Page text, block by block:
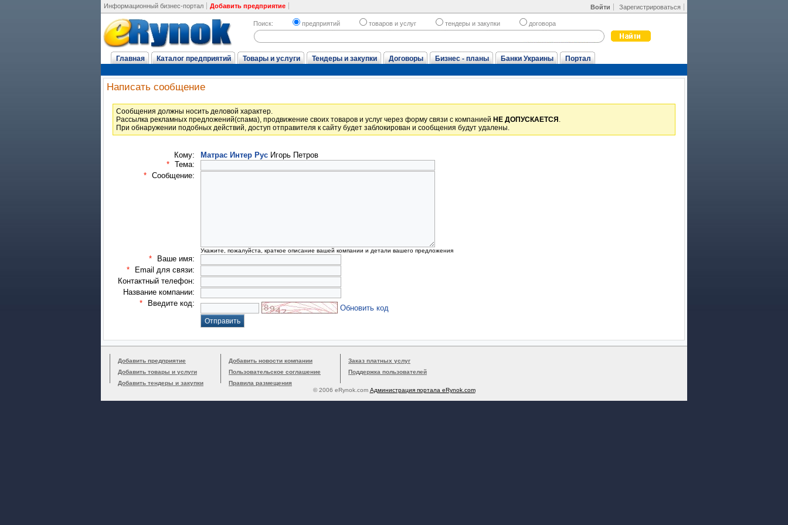
Войти Зарегистрироваться
Информационный бизнес-портал Добавить предприятие
Поиск: предприятий товаров и услуг тендеры и закупки договора
Главная Каталог предприятий Товары и услуги Тендеры и закупки Договоры Бизнес - планы Банки Украины Портал
Написать сообщение
Cообщения должны носить деловой характер.
Рассылка рекламных предложений(спама), продвижение своих товаров и услуг через форму связи с компанией НЕ ДОПУСКАЕТСЯ .
При обнаружении подобных действий, доступ отправителя к сайту будет заблокирован и сообщения будут удалены.
Кому: Матрас Интер Рус Игорь Петров
* Тема:
* Сообщение:
Укажите, пожалуйста, краткое описание вашей компании и детали вашего предложения
*
Ваше имя:
*
Email для связи:
Контактный телефон:
Название компании:
*
Введите код:
Обновить код
Добавить предприятие
Добавить товары и услуги
Добавить тендеры и закупки
Добавить новости компании
Пользовательское соглашение
Правила размещения
Заказ платных услуг
Поддержка пользователей
© 2006 eRynok.com Администрация портала eRynok.com